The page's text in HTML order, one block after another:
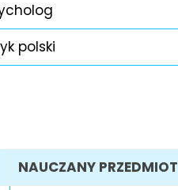
polski
NAUCZANY PRZEDMIOT